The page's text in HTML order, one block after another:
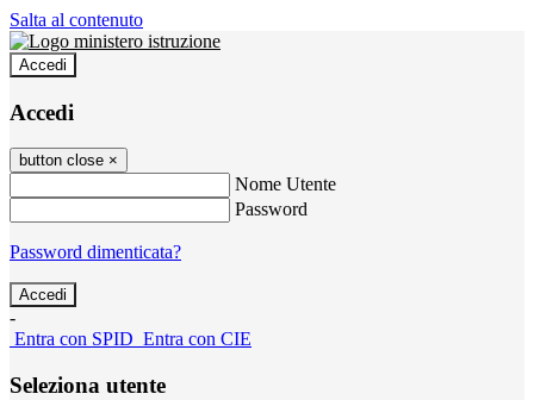
Salta al contenuto
Accedi
Accedi
button close ×
Nome Utente
Password
Password dimenticata?
-
Entra con SPID Entra con CIE
Seleziona utente